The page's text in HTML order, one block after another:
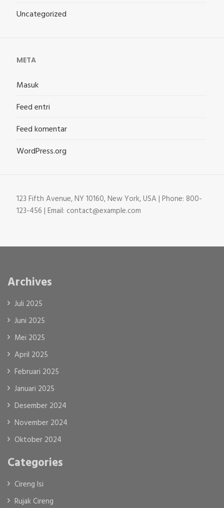
Uncategorized
META
Masuk
Feed entri
Feed komentar
WordPress.org
123 Fifth Avenue, NY 10160, New York, USA | Phone: 800-
123-456 | Email: contact@example.com
Archives
Juli 2025
Juni 2025
Mei 2025
April 2025
Februari 2025
Januari 2025
Desember 2024
November 2024
Oktober 2024
Categories
Cireng Isi
Rujak Cireng